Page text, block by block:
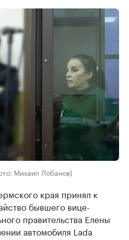
Михаил Лобанов)
края принял к
бывшего вице-
правительства Елены
автомобиля Lada